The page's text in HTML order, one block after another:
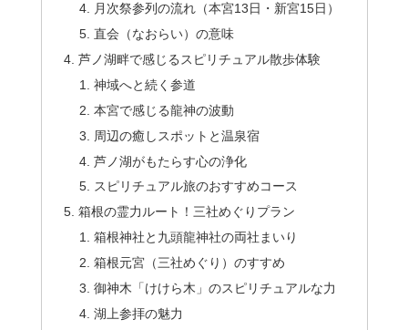
月次祭参列の流れ（本宮13日・新宮15日）
直会（なおらい）の意味
芦ノ湖畔で感じるスピリチュアル散歩体験
神域へと続く参道
本宮で感じる龍神の波動
周辺の癒しスポットと温泉宿
芦ノ湖がもたらす心の浄化
スピリチュアル旅のおすすめコース
箱根の霊力ルート！三社めぐりプラン
箱根神社と九頭龍神社の両社まいり
箱根元宮（三社めぐり）のすすめ
御神木「けけら木」のスピリチュアルな力
湖上参拝の魅力